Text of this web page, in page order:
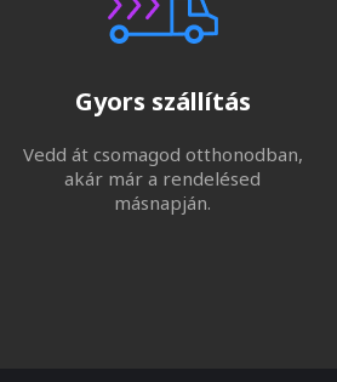
Gyors szállítás
Vedd át csomagod otthonodban,
akár már a rendelésed
másnapján.